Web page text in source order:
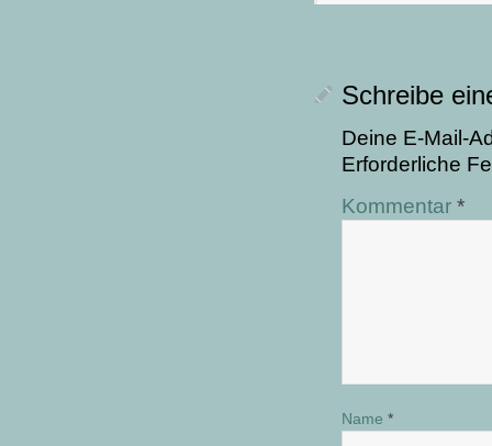
Schreibe
Deine E-Mail-
Erforderliche
Kommentar *
Name *